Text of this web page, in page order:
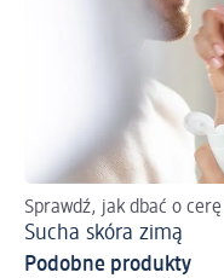
Sprawdź, jak dbać o
Sucha skóra zimą
Podobne produkty